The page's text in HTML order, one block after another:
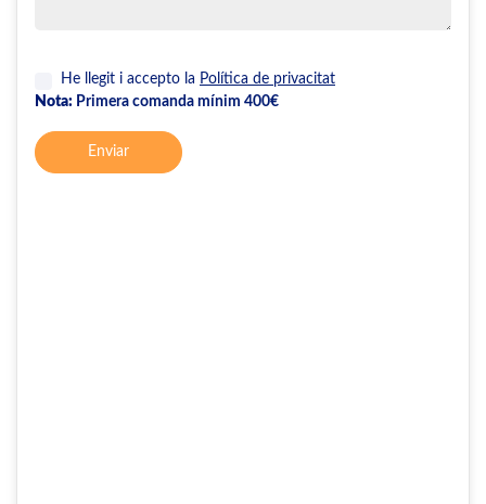
He llegit i accepto la Política de privacitat
Nota: Primera comanda mínim 400€
Enviar